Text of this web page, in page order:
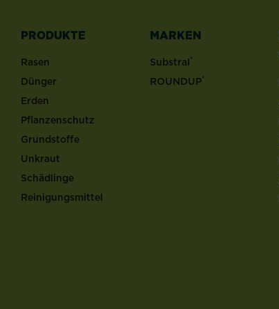
PRODUKTE
Rasen
Dünger
Erden
Pflanzenschutz
Grundstoffe
Unkraut
Schädlinge
Reinigungsmittel
MARKEN
Substral®
ROUNDUP®